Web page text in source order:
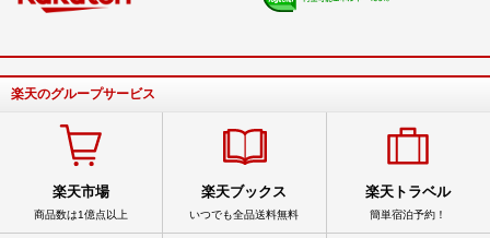
楽天のグループサービス
楽天市場
商品数は1億点以上
楽天ブックス
いつでも全品送料無料
楽天トラベル
簡単宿泊予約！